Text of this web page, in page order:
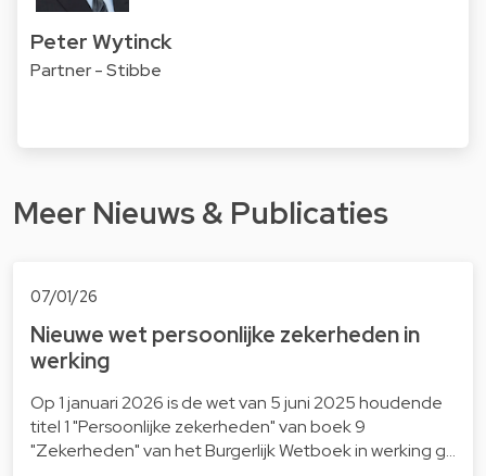
Peter Wytinck
Partner - Stibbe
Meer Nieuws & Publicaties
07/01/26
Nieuwe wet persoonlijke zekerheden in
werking
Op 1 januari 2026 is de wet van 5 juni 2025 houdende
titel 1 "Persoonlijke zekerheden" van boek 9
"Zekerheden" van het Burgerlijk Wetboek in werking g…